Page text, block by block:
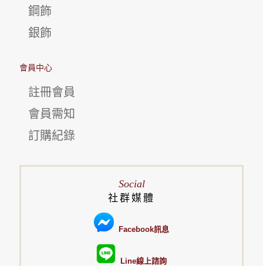
鋼飾
銀飾
會員中心
註冊會員
會員需知
訂購紀錄
Social
社群媒體
Facebook訊息
Line線上諮詢